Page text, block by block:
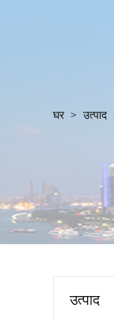
घर > उत्पाद
उत्पाद